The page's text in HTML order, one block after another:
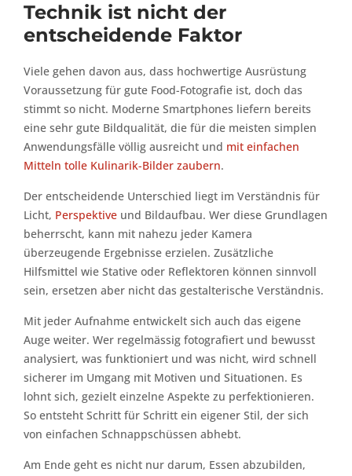
Technik ist nicht der
entscheidende Faktor
Viele gehen davon aus, dass hochwertige Ausrüstung
Voraussetzung für gute Food-Fotografie ist, doch das
stimmt so nicht. Moderne Smartphones liefern bereits
eine sehr gute Bildqualität, die für die meisten simplen
Anwendungsfälle völlig ausreicht und mit einfachen
Mitteln tolle Kulinarik-Bilder zaubern.
Der entscheidende Unterschied liegt im Verständnis für
Licht, Perspektive und Bildaufbau. Wer diese Grundlagen
beherrscht, kann mit nahezu jeder Kamera
überzeugende Ergebnisse erzielen. Zusätzliche
Hilfsmittel wie Stative oder Reflektoren können sinnvoll
sein, ersetzen aber nicht das gestalterische Verständnis.
Mit jeder Aufnahme entwickelt sich auch das eigene
Auge weiter. Wer regelmässig fotografiert und bewusst
analysiert, was funktioniert und was nicht, wird schnell
sicherer im Umgang mit Motiven und Situationen. Es
lohnt sich, gezielt einzelne Aspekte zu perfektionieren.
So entsteht Schritt für Schritt ein eigener Stil, der sich
von einfachen Schnappschüssen abhebt.
Am Ende geht es nicht nur darum, Essen abzubilden,